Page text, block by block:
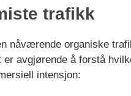
trafikk
nåværende organiske
avgjørende å forstå
intensjon: